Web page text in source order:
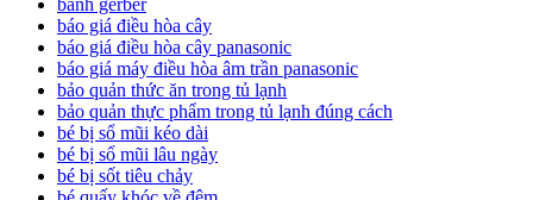
báo giá điều hòa cây
báo giá điều hòa cây panasonic
báo giá máy điều hòa âm trần panasonic
bảo quản thức ăn trong tủ lạnh
bảo quản thực phẩm trong tủ lạnh đúng cách
bé bị sổ mũi kéo dài
bé bị sổ mũi lâu ngày
bé bị sốt tiêu chảy